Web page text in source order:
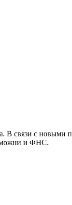
связи с новыми
и ФНС.